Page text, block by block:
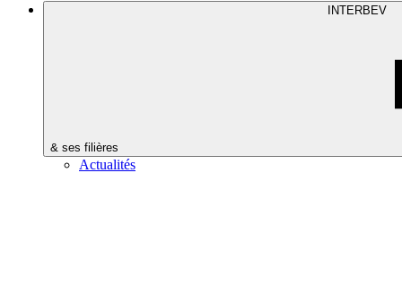
INTERBEV
& ses filières
Actualités